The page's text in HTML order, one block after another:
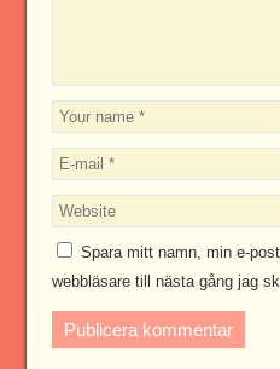
Spara mitt namn, min e-
webbläsare till nästa gång jag